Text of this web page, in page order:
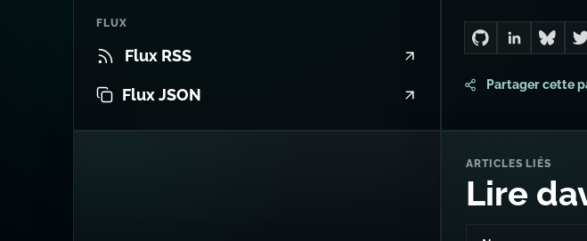
FLUX
Flux RSS
Flux JSON
Go to Dan's
Connect
Partager cette
ARTICLES LIÉS
Lire